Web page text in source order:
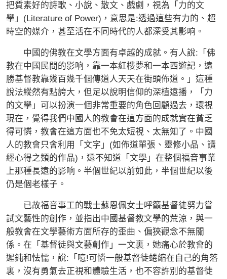
把質素好的詩歌、小說、散文、戲劇，視為「力的文
學」(Literature of Power)，意思是:透過這些有力的、超
時空的媒介，甚至活在不同時代的人都深受其影响。
中國的佛教在文學方面有卓越的成就。有人說:「佛
教在中國民間的影响，靠一本紅樓夢和一本西遊記，遠
勝基督教靠幾百幾千個傳道人天天在街頭佈道。」這種
說法縱然有點誇大，但足以說明信仰的深植遠播，「力
的文學」可以扮演一個非常重要的角色回顧過去，環視
現在，覺得我們中國人的教會在這方面的成就實在貧乏
得可憐，教會在這方面也不免太短視、太無知了。中國
人的教會只會利用「文字」(如佈道單張、靈修小品、讀
經心得之類的作品)，還不知道「文學」在整個福音事業
上那種長遠的影响。半個世紀以前如此，半個世紀以後
仍是個老樣子。
已故福音事工的戰士蘇恩佩女士呼籲基督徒努力嘗
試文藝性的創作，並指出中國基督教文學的荒涼，與一
般教會在文學藝術方面所存的歪曲、偏狹觀念不無關
係。在「基督徒與文藝創作」一文裏，她痛心於教會的
遲鈍和怯懦，說:「噫!可憐一般基督徒蜷縮在自己的角落
裏，沒有勇氣去正視和體驗生活，也不容許別的基督徒